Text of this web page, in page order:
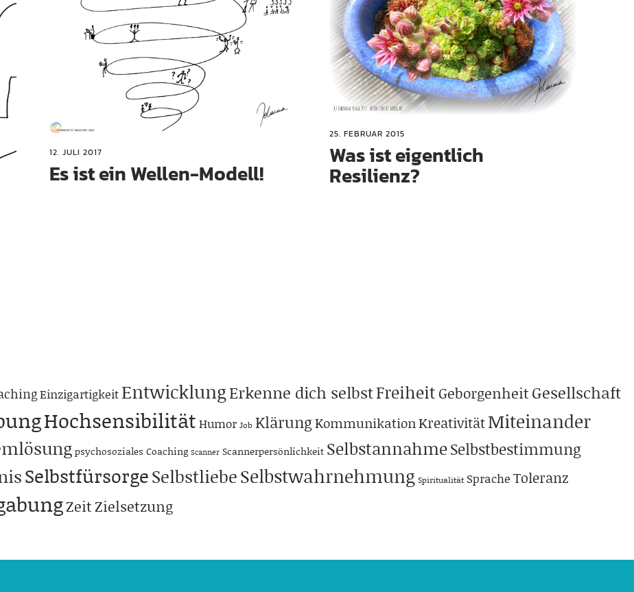
12. JULI 2017
Es ist ein Wellen-Modell!
25. FEBRUAR 2015
Was ist eigentlich
Resilienz?
Einzigartigkeit EntwicklungErkenne dich selbstFreiheit Geborgenheit Gesellschaft
Hochsensibilität Humor Job KlärungKommunikationKreativitätMiteinander
psychosoziales Coaching Scanner Scannerpersönlichkeit SelbstannahmeSelbstbestimmung
SelbstfürsorgeSelbstliebeSelbstwahrnehmung Spiritualität Sprache Toleranz
ZeitZielsetzung